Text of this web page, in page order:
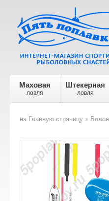
Маховая
ловля
Штекерная
ловля
на Главную страницу